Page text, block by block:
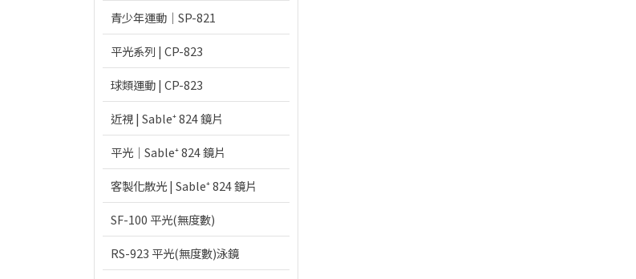
青少年運動｜SP-821
平光系列 | CP-823
球類運動 | CP-823
近視 | Sable⁺ 824 鏡片
平光｜Sable⁺ 824 鏡片
客製化散光 | Sable⁺ 824 鏡片
SF-100 平光(無度數)
RS-923 平光(無度數)泳鏡